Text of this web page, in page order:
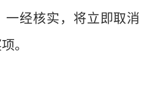
一经核实，将立即取消
。